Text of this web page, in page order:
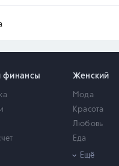
финансы Женский
Мода
Красота
Любовь
Еда
Здоровье
Ещё